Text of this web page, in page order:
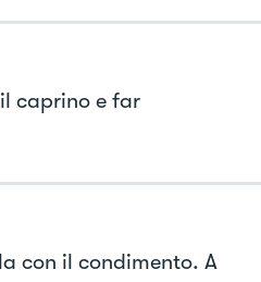
caprino e far
con il condimento. A